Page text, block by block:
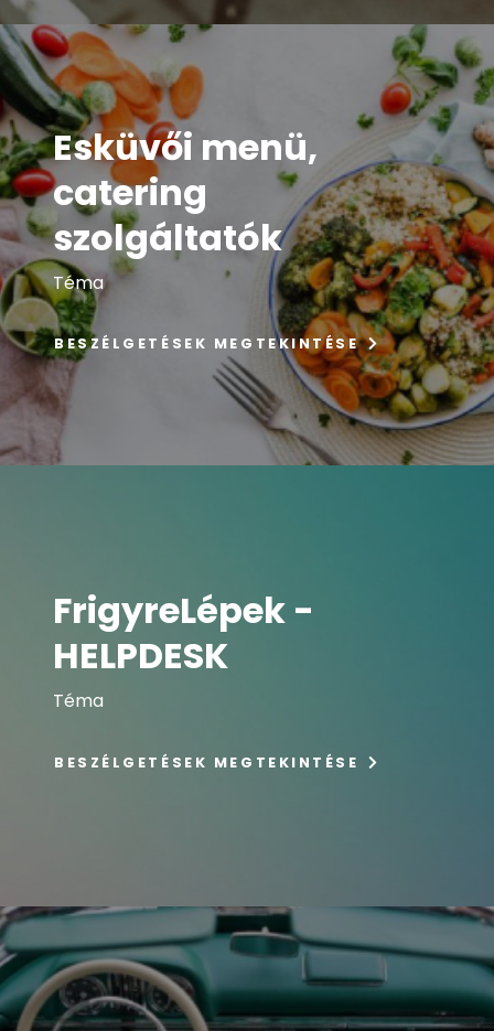
Esküvői menü,
catering
szolgáltatók
Téma
BESZÉLGETÉSEK MEGTEKINTÉSE
FrigyreLépek -
HELPDESK
Téma
BESZÉLGETÉSEK MEGTEKINTÉSE